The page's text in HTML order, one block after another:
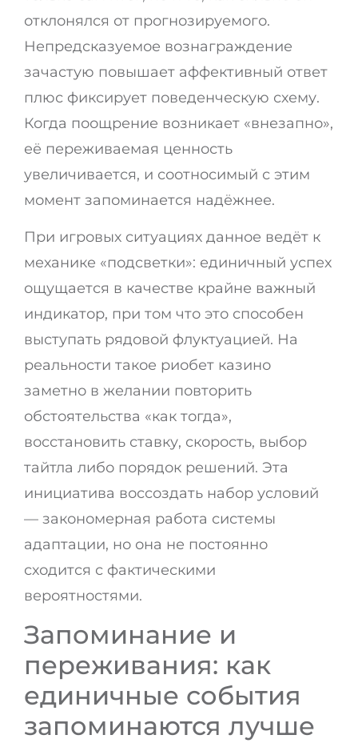
отклонялся от прогнозируемого.
Непредсказуемое вознаграждение
зачастую повышает аффективный ответ
плюс фиксирует поведенческую схему.
Когда поощрение возникает «внезапно»,
её переживаемая ценность
увеличивается, и соотносимый с этим
момент запоминается надёжнее.
При игровых ситуациях данное ведёт к
механике «подсветки»: единичный успех
ощущается в качестве крайне важный
индикатор, при том что это способен
выступать рядовой флуктуацией. На
реальности такое риобет казино
заметно в желании повторить
обстоятельства «как тогда»,
восстановить ставку, скорость, выбор
тайтла либо порядок решений. Эта
инициатива воссоздать набор условий
— закономерная работа системы
адаптации, но она не постоянно
сходится с фактическими
вероятностями.
Запоминание и
переживания: как
единичные события
запоминаются лучше